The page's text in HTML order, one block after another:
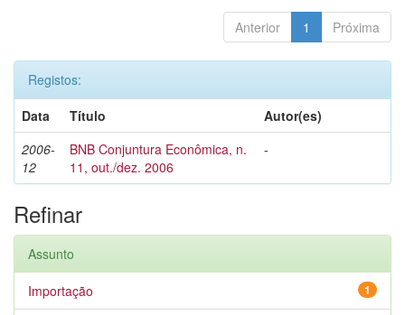
Anterior 1 Próxima
Registos:
Data
Título
Autor(es)
2006-
12
BNB Conjuntura Econômica, n.
11, out./dez. 2006
-
Refinar
Assunto
1
Importação